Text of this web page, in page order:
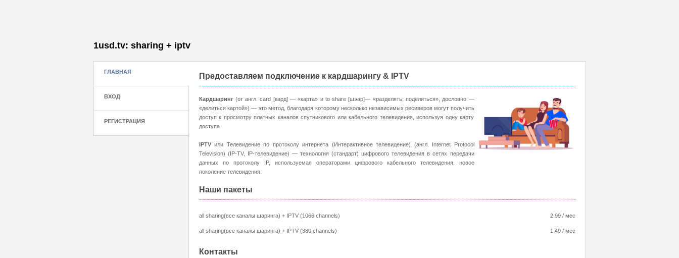
1usd.tv: sharing + iptv
ГЛАВНАЯ
ВХОД
РЕГИСТРАЦИЯ
Предоставляем подключение к кардшарингу & IPTV
Кардшаринг(от англ. card [кард] — «карта» и to share [шэар]— «разделять; поделиться», дословно —
«делиться картой») — это метод, благодаря которому несколько независимых ресиверов могут получить
доступ к просмотру платных каналов спутникового или кабельного телевидения, используя одну карту
доступа.
IPTVили Телевидение по протоколу интернета (Интерактивное телевидение) (англ. Internet Protocol
Television) (IP-TV, IP-телевидение) — технология (стандарт) цифрового телевидения в сетях передачи
данных по протоколу IP, используемая операторами цифрового кабельного телевидения, новое
поколение телевидения.
Наши пакеты
all sharing(все каналы шаринга) + IPTV (1066 channels) 2.99 / мес
all sharing(все каналы шаринга) + IPTV (380 channels) 1.49 / мес
Контакты